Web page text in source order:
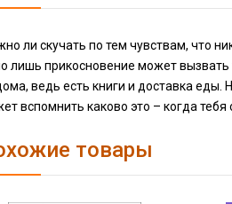
ли скучать по тем чувствам, что
лишь прикосновение может
ведь есть книги и доставка
вспомнить каково это – когда тебя
товары